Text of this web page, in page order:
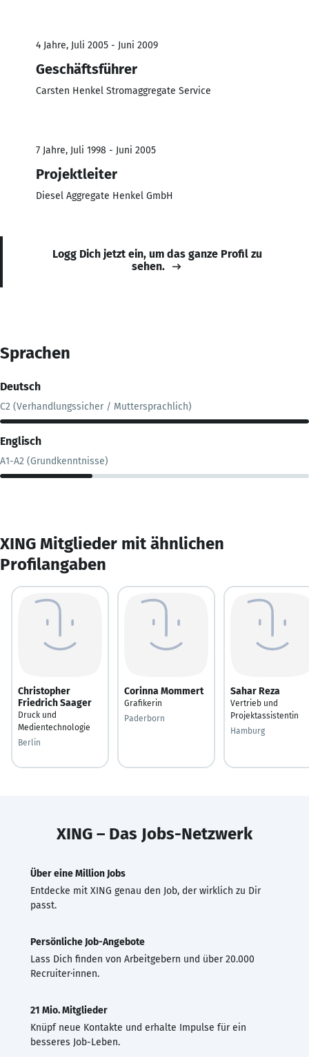
4 Jahre, Juli 2005 - Juni 2009
Geschäftsführer
Carsten Henkel Stromaggregate Service
7 Jahre, Juli 1998 - Juni 2005
Projektleiter
Diesel Aggregate Henkel GmbH
Logg Dich jetzt ein, um das ganze Profil zu
sehen.
Sprachen
Deutsch
C2 (Verhandlungssicher / Muttersprachlich)
Englisch
A1-A2 (Grundkenntnisse)
XING Mitglieder mit ähnlichen
Profilangaben
Christopher
Friedrich Saager
Druck und
Medientechnologie
Berlin
Corinna Mommert
Grafikerin
Paderborn
Sahar Reza
Vertrieb und
Projektassistentin
Hamburg
XING – Das Jobs-Netzwerk
Über eine Million Jobs
Entdecke mit XING genau den Job, der wirklich zu Dir
passt.
Persönliche Job-Angebote
Lass Dich finden von Arbeitgebern und über 20.000
Recruiter·innen.
21 Mio. Mitglieder
Knüpf neue Kontakte und erhalte Impulse für ein
besseres Job-Leben.